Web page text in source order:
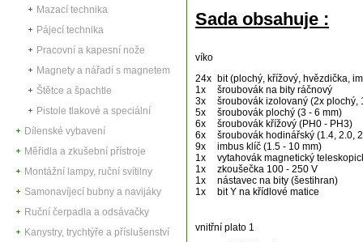
Mazací technika
Pájecí technika
Pracovní a kapesní nože
Magnety a nářadí s magnetem
Štětce a špachtle
Pistole tlakové a speciální
Dílenské vybavení
Měřidla a zkušební přístroje
Montážní lampy, ruční svítilny
Samonavíjecí bubny a navijáky
Ruční čerpadla a odsávačky
Kanystry, trychtýře a příslušenství
Sada obsahuje :
víko
24x bit (plochý, křížový, hvězdička,
1x
šroubovák na bity ráčnový
3x
šroubovák izolovaný (2x plochý,
5x
šroubovák plochý (3 - 6 mm)
6x
šroubovák křížový (PH0 - PH3)
6x
šroubovák hodinářský (1.4, 2.0,
9x
imbus klíč (1.5 - 10 mm)
1x
vytahovák magnetický
1x
zkoušečka 100 - 250 V
1x
nástavec na bity (šestihran)
1x
bit Y na křídlové matice
vnitřní plato 1